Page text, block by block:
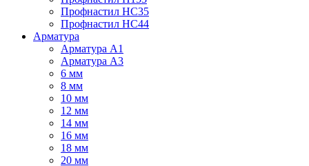
Профнастил НС35
Профнастил НС44
Арматура
Арматура А1
Арматура А3
6 мм
8 мм
10 мм
12 мм
14 мм
16 мм
18 мм
20 мм